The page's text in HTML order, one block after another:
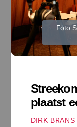
Foto
plaatst
DIRK BRANS